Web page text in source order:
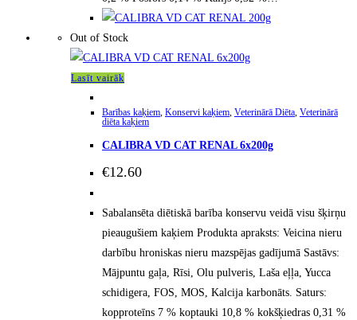
Out of Stock
Lasīt vairāk
Barības kaķiem Konservi kaķiem Veterinārā Diēta Veterinārā
diēta kaķiem
CALIBRA VD CAT RENAL 6x200g
€12.60
Sabalansēta diētiskā barība konservu veidā visu šķirņu
pieaugušiem kaķiem Produkta apraksts: Veicina nieru
darbību hroniskas nieru mazspējas gadījumā Sastāvs:
Mājpuntu gaļa, Rīsi, Olu pulveris, Laša eļļa, Yucca
schidigera, FOS, MOS, Kalcija karbonāts. Saturs:
kopproteīns 7 % koptauki 10,8 % kokšķiedras 0,31 %